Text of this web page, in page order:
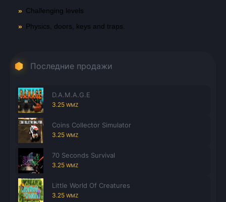
Challenging levels
Physics, doors, keys and traps.
Последние продажи
D.A.M.A.G.E
3.25 WMZ
Coins Collector Simulator
3.25 WMZ
70 Seconds Survival
3.25 WMZ
Little World Of Creatures
3.25 WMZ
Всего позиций в корзине
Всего товара в корзине